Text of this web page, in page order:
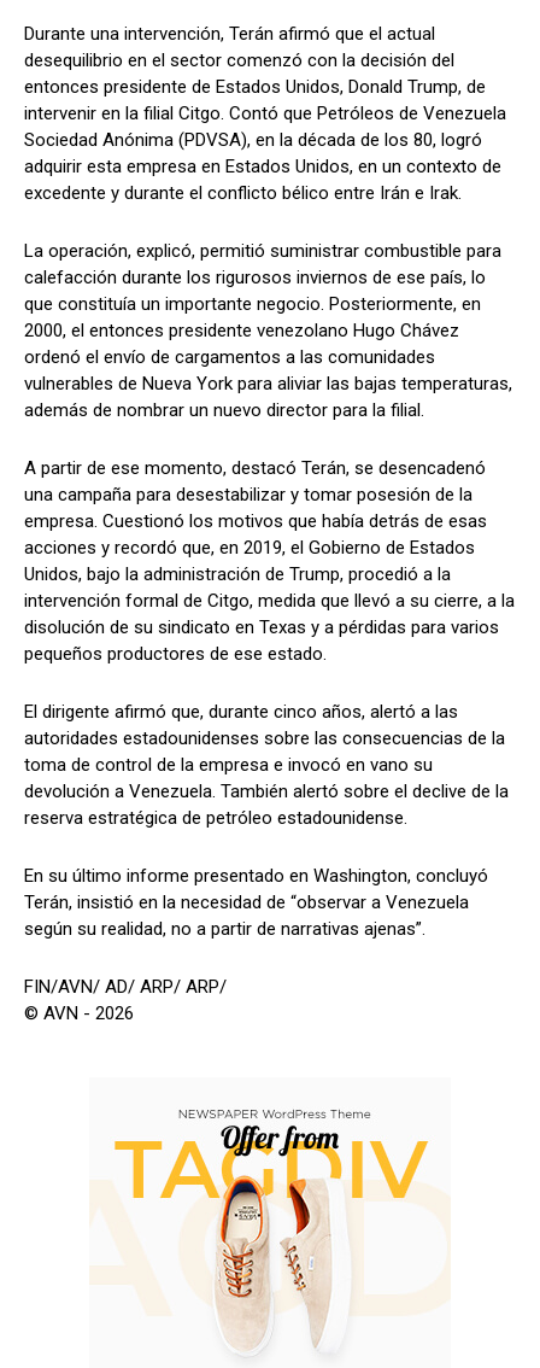
Durante una intervención, Terán afirmó que el actual
desequilibrio en el sector comenzó con la decisión del
entonces presidente de Estados Unidos, Donald Trump, de
intervenir en la filial Citgo. Contó que Petróleos de Venezuela
Sociedad Anónima (PDVSA), en la década de los 80, logró
adquirir esta empresa en Estados Unidos, en un contexto de
excedente y durante el conflicto bélico entre Irán e Irak.
La operación, explicó, permitió suministrar combustible para
calefacción durante los rigurosos inviernos de ese país, lo
que constituía un importante negocio. Posteriormente, en
2000, el entonces presidente venezolano Hugo Chávez
ordenó el envío de cargamentos a las comunidades
vulnerables de Nueva York para aliviar las bajas temperaturas,
además de nombrar un nuevo director para la filial.
A partir de ese momento, destacó Terán, se desencadenó
una campaña para desestabilizar y tomar posesión de la
empresa. Cuestionó los motivos que había detrás de esas
acciones y recordó que, en 2019, el Gobierno de Estados
Unidos, bajo la administración de Trump, procedió a la
intervención formal de Citgo, medida que llevó a su cierre, a la
disolución de su sindicato en Texas y a pérdidas para varios
pequeños productores de ese estado.
El dirigente afirmó que, durante cinco años, alertó a las
autoridades estadounidenses sobre las consecuencias de la
toma de control de la empresa e invocó en vano su
devolución a Venezuela. También alertó sobre el declive de la
reserva estratégica de petróleo estadounidense.
En su último informe presentado en Washington, concluyó
Terán, insistió en la necesidad de “observar a Venezuela
según su realidad, no a partir de narrativas ajenas”.
FIN/AVN/ AD/ ARP/ ARP/
© AVN - 2026